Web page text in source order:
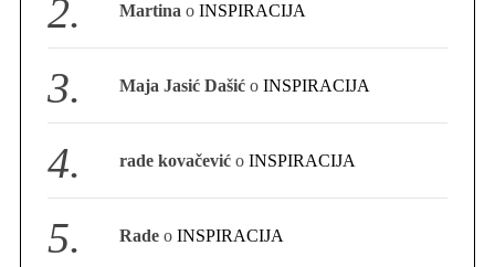
Martina oINSPIRACIJA
Maja Jasić Dašić oINSPIRACIJA
rade kovačević oINSPIRACIJA
Rade oINSPIRACIJA
c
o